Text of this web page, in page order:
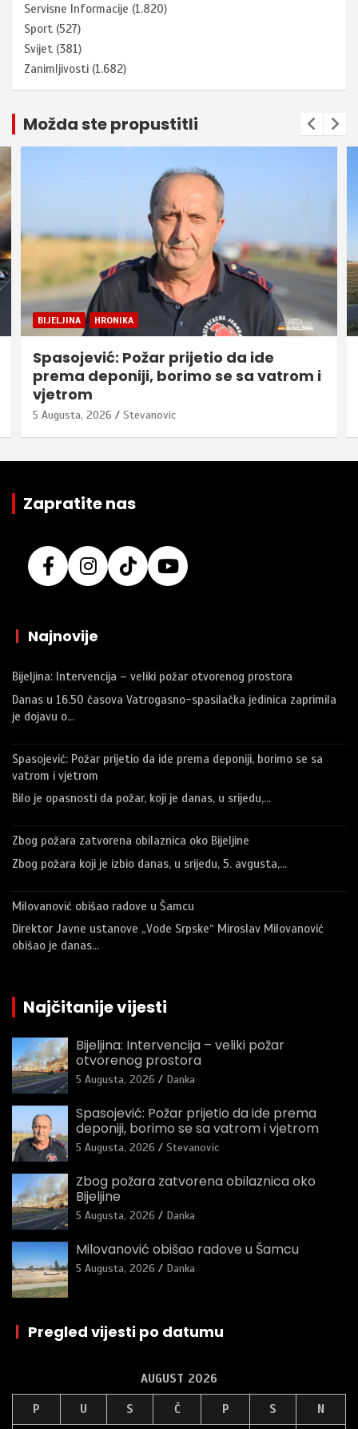
Servisne Informacije (1.820)
Sport (527)
Svijet (381)
Zanimljivosti (1.682)
Možda ste propustitli
BIJELJINA HRONIKA
Spasojević: Požar prijetio da ide
prema deponiji, borimo se sa vatrom i
vjetrom
5 Augusta, 2026 Stevanovic
Zapratite nas
| Najnovije
Bijeljina: Intervencija – veliki požar otvorenog prostora
Danas u 16.50 časova Vatrogasno-spasilačka jedinica zaprimila
je dojavu o…
Spasojević: Požar prijetio da ide prema deponiji, borimo se sa
vatrom i vjetrom
Bilo je opasnosti da požar, koji je danas, u srijedu,…
Zbog požara zatvorena obilaznica oko Bijeljine
Zbog požara koji je izbio danas, u srijedu, 5. avgusta,…
Milovanović obišao radove u Šamcu
Direktor Javne ustanove „Vode Srpske“ Miroslav Milovanović
obišao je danas…
Najčitanije vijesti
Bijeljina: Intervencija – veliki požar
otvorenog prostora
5 Augusta, 2026 Danka
Spasojević: Požar prijetio da ide prema
deponiji, borimo se sa vatrom i vjetrom
5 Augusta, 2026 Stevanovic
Zbog požara zatvorena obilaznica oko
Bijeljine
5 Augusta, 2026 Danka
Milovanović obišao radove u Šamcu
5 Augusta, 2026 Danka
| Pregled vijesti po datumu
AUGUST 2026
P U S Č P S N